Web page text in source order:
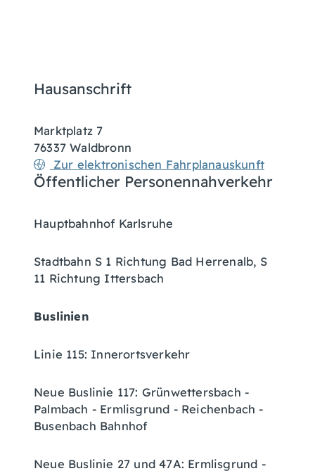
Hausanschrift
Marktplatz 7
76337 Waldbronn
Zur elektronischen Fahrplanauskunft
Öffentlicher Personennahverkehr
Hauptbahnhof Karlsruhe
Stadtbahn S 1 Richtung Bad Herrenalb, S
11 Richtung Ittersbach
Buslinien
Linie 115: Innerortsverkehr
Neue Buslinie 117: Grünwettersbach -
Palmbach - Ermlisgrund - Reichenbach -
Busenbach Bahnhof
Neue Buslinie 27 und 47A: Ermlisgrund -